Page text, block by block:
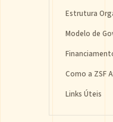
Estrutura
Modelo de
Como a ZSF
Links Úteis